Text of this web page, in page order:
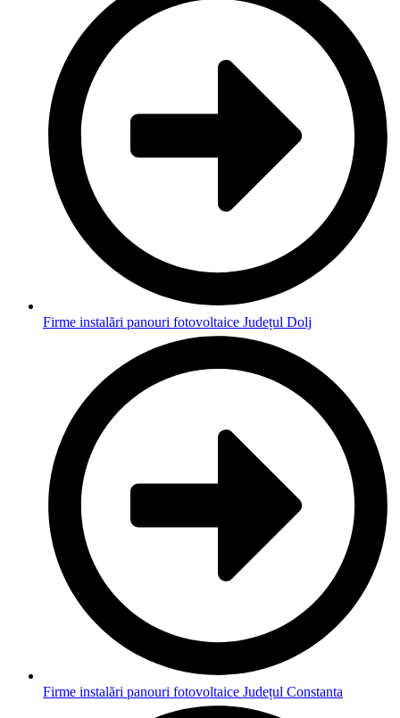
Firme instalări panouri fotovoltaice Județul Dolj
Firme instalări panouri fotovoltaice Județul Constanta